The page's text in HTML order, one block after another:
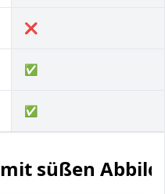
❌
✅
✅
süßen